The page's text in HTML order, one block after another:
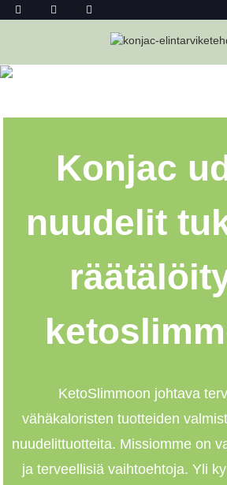
KONJAC UDON -
Konjac
nuudelit
KetoSlimmoon johtava
vähäkaloristen tuotteiden
nuudelittuotteita. Missiomme on
ja terveellisiä vaihtoehtoja. Yli